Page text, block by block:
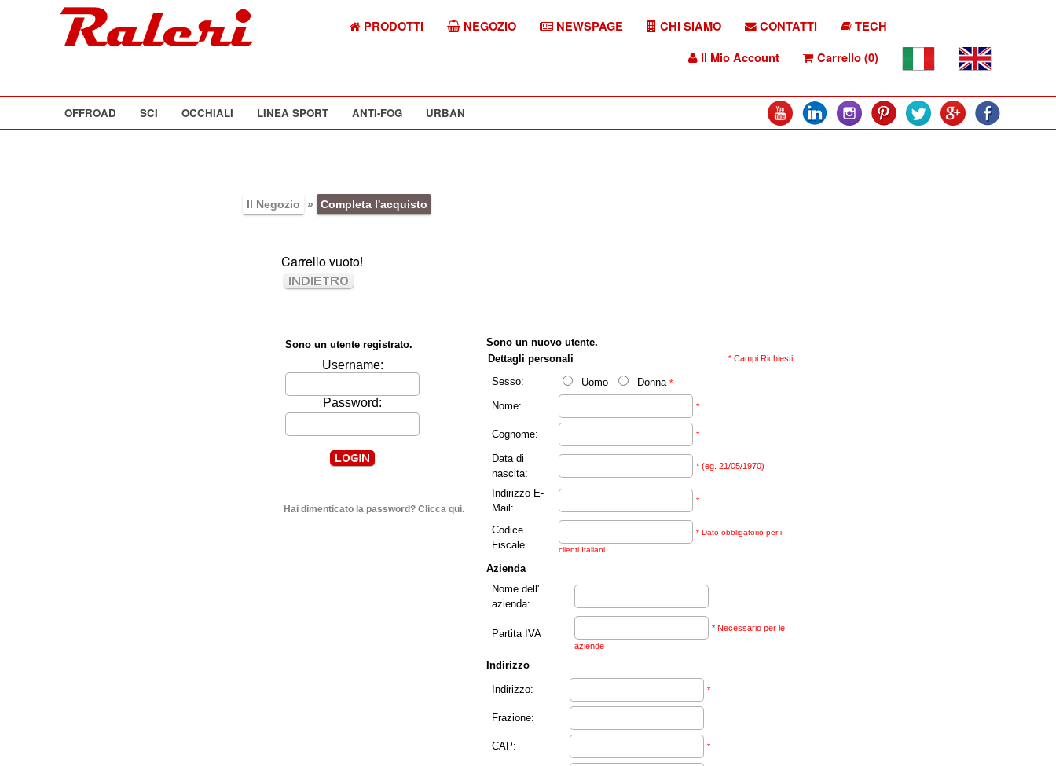
PRODOTTI NEGOZIO NEWSPAGE CHI SIAMO CONTATTI
TECH
Il Mio Account
Carrello (0)
OFFROAD SCI OCCHIALI LINEA SPORT ANTI-FOG URBAN
Il Negozio » Completa l'acquisto
Carrello vuoto!
Sono un utente registrato.
Username:
Password:
Hai dimenticato la password? Clicca qui.
Sono un nuovo utente.
Dettagli personali
* Campi Richiesti
Sesso: Uomo Donna *
Nome: *
Cognome: *
Data di
nascita:
* (eg. 21/05/1970)
Indirizzo E-
Mail:
*
Codice
Fiscale
* Dato obbligatorio per i
clienti Italiani
Azienda
Nome dell'
azienda:
Partita IVA
* Necessario per le
aziende
Indirizzo
Indirizzo: *
Frazione:
CAP: *